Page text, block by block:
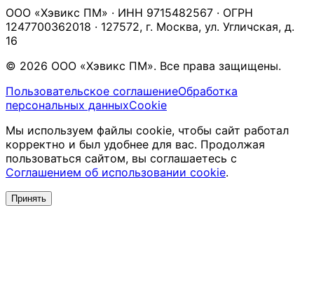
ООО «Хэвикс ПМ» · ИНН 9715482567 · ОГРН
1247700362018 · 127572, г. Москва, ул. Угличская, д.
16
© 2026 ООО «Хэвикс ПМ». Все права защищены.
Пользовательское соглашениеОбработка
персональных данныхCookie
Мы используем файлы cookie, чтобы сайт работал
корректно и был удобнее для вас. Продолжая
пользоваться сайтом, вы соглашаетесь с
Соглашением об использовании cookie.
Принять